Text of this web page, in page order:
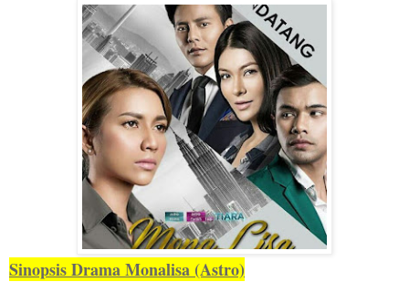
Sinopsis Drama Monalisa (Astro)